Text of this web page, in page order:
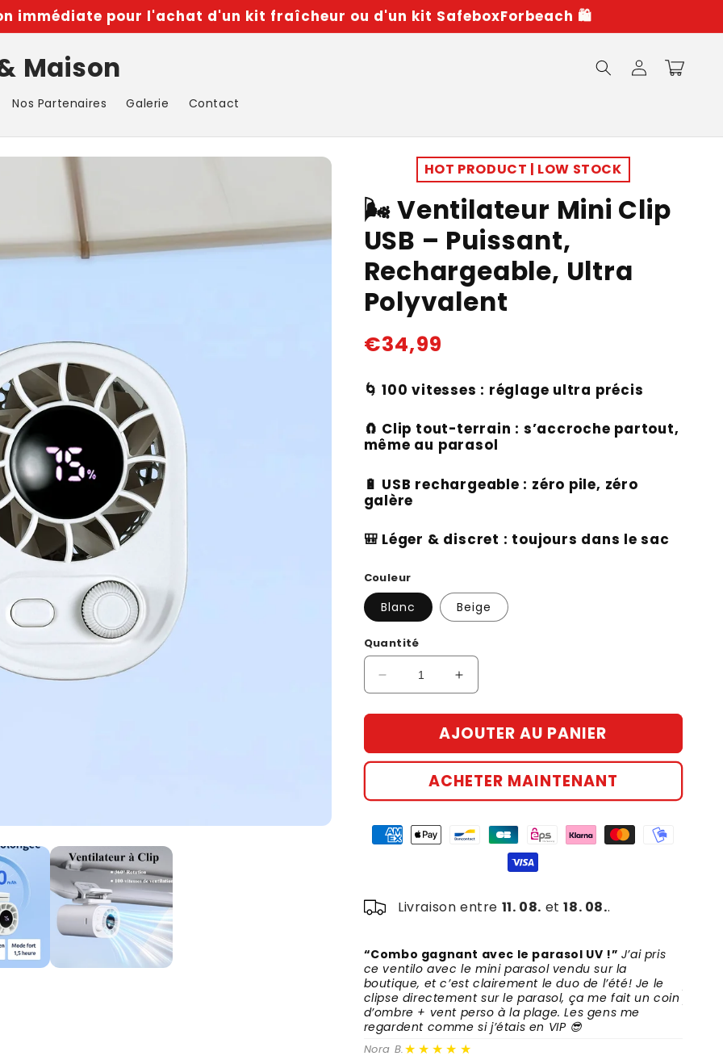
immédiate pour l'achat d'un kit fraîcheur ou d'un kit SafeboxForbeach 🛍️
Maison
Nos Partenaires Galerie Contact
ConnexionPanier
HOT PRODUCT | LOW STOCK
🌬️ Ventilateur Mini Clip
USB – Puissant,
Rechargeable, Ultra
Polyvalent
Prix
€34,99
🌀 100 vitesses : réglage ultra précis
🧲 Clip tout-terrain : s’accroche partout,
même au parasol
🔋 USB rechargeable : zéro pile, zéro
galère
🎒 Léger & discret : toujours dans le sac
Couleur
Blanc Beige
Quantité
Réduire
la
quantité
🌬️
Ventilateur
USB
–
Polyvalent
Augmenter
la
quantité
de
🌬️
Ventilateur
Mini
–
Puissant,
Rechargeable,
Polyvalent
AJOUTER AU PANIER
ACHETER MAINTENANT
Livraison entre 11. 08. et18. 08..
“Combo gagnant avec le parasol UV !” J’ai pris
ce ventilo avec le mini parasol vendu sur la
boutique, et c’est clairement le duo de l’été! Je le
clipse directement sur le parasol, ça me fait un coin
d’ombre + vent perso à la plage. Les gens me
regardent comme si j’étais en VIP 😎
Nora B.★★★★★